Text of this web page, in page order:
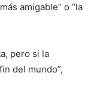
amigable” o “la
pero si la
del mundo”,